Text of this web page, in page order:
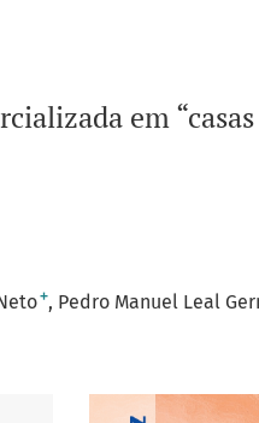
em
+ Pedro Manuel Leal